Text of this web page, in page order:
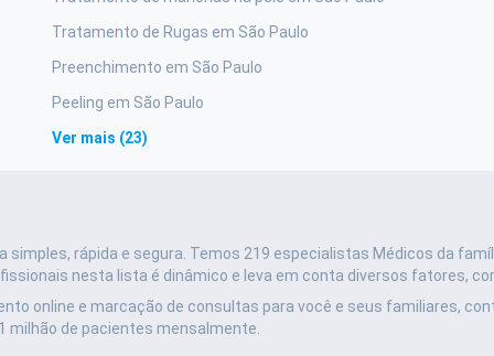
Tratamento de Rugas em São Paulo
Preenchimento em São Paulo
Peeling em São Paulo
Ver mais (23)
simples, rápida e segura. Temos 219 especialistas Médicos da
nesta lista é dinâmico e leva em conta diversos fatores,
online e marcação de consultas para você e seus familiares,
milhão de pacientes mensalmente.